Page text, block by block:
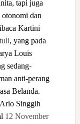
tapi juga
otonomi dan
Kartini
, yang pada
Louis
sedang-
anti-perang
Belanda.
Singgih
12 November